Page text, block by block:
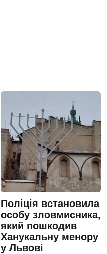
Поліція встановила
особу зловмисника,
який пошкодив
Ханукальну менору
у Львові